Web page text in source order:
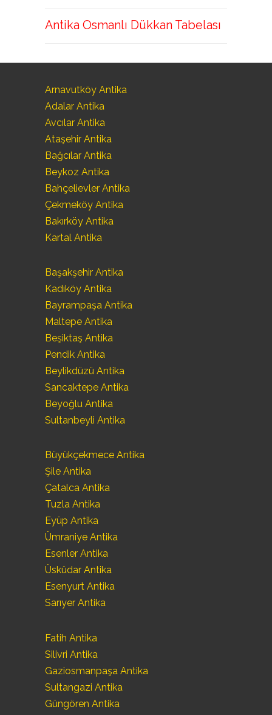
Antika Osmanlı Dükkan Tabelası
Arnavutköy Antika
Adalar Antika
Avcılar Antika
Ataşehir Antika
Bağcılar Antika
Beykoz Antika
Bahçelievler Antika
Çekmeköy Antika
Bakırköy Antika
Kartal Antika
Başakşehir Antika
Kadıköy Antika
Bayrampaşa Antika
Maltepe Antika
Beşiktaş Antika
Pendik Antika
Beylikdüzü Antika
Sancaktepe Antika
Beyoğlu Antika
Sultanbeyli Antika
Büyükçekmece Antika
Şile Antika
Çatalca Antika
Tuzla Antika
Eyüp Antika
Ümraniye Antika
Esenler Antika
Üsküdar Antika
Esenyurt Antika
Sarıyer Antika
Fatih Antika
Silivri Antika
Gaziosmanpaşa Antika
Sultangazi Antika
Güngören Antika